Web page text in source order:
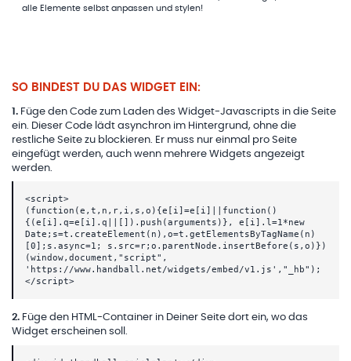
alle Elemente selbst anpassen und stylen!
SO BINDEST DU DAS WIDGET EIN:
1 . Füge den Code zum Laden des Widget-Javascripts in die Seite
ein. Dieser Code lädt asynchron im Hintergrund, ohne die
restliche Seite zu blockieren. Er muss nur einmal pro Seite
eingefügt werden, auch wenn mehrere Widgets angezeigt
werden.
<script>
(function(e,t,n,r,i,s,o){e[i]=e[i]||function()
{(e[i].q=e[i].q||[]).push(arguments)}, e[i].l=1*new
Date;s=t.createElement(n),o=t.getElementsByTagName(n)
[0];s.async=1; s.src=r;o.parentNode.insertBefore(s,o)})
(window,document,"script",
'https://www.handball.net/widgets/embed/v1.js',"_hb");
</script>
2. Füge den HTML-Container in Deiner Seite dort ein, wo das
Widget erscheinen soll.